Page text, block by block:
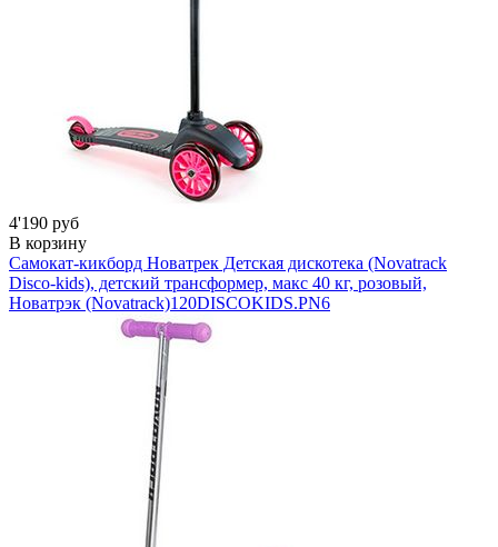
4'190 руб
В корзину
Самокат-кикборд Новатрек Детская дискотека (Novatrack
Disco-kids), детский трансформер, макс 40 кг, розовый,
Новатрэк (Novatrack)120DISCOKIDS.PN6